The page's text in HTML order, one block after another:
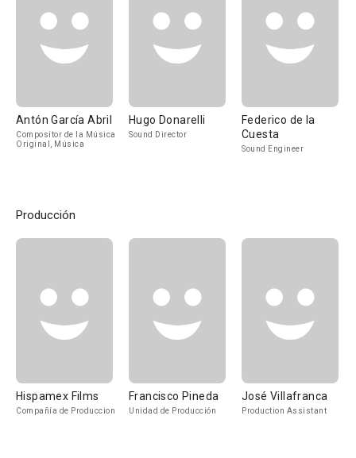
Antón García Abril
Compositor de la Música
Original, Música
Hugo Donarelli
Sound Director
Federico de la
Cuesta
Sound Engineer
Producción
Hispamex Films
Compañía de Produccion
Francisco Pineda
Unidad de Producción
José Villafranca
Production Assistant